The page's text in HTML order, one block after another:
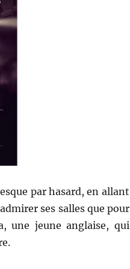
par hasard, en allant
ses salles que pour
une jeune anglaise, qui